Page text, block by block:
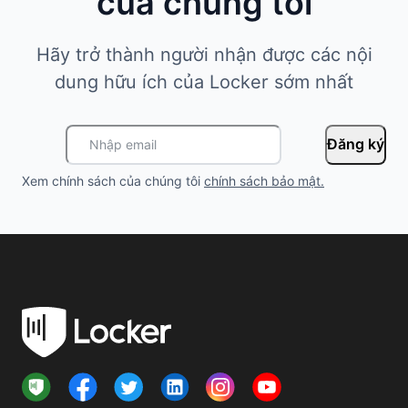
Hãy trở thành người nhận được các nội
dung hữu ích của Locker sớm nhất
Đăng ký
Xem chính sách của chúng tôi chính sách bảo mật.